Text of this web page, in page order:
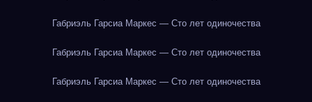
Габриэль Гарсиа Маркес — Сто лет одиночества
Габриэль Гарсиа Маркес — Сто лет одиночества
Габриэль Гарсиа Маркес — Сто лет одиночества